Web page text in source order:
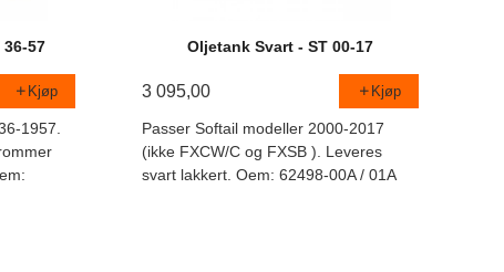
57
Kjøp
1957.
Oljetank Svart - ST 00-17
3 095,00 Kjøp
Passer Softail modeller 2000-2017
(ikke FXCW/C og FXSB ). Leveres
svart lakkert. Oem: 62498-00A / 01A